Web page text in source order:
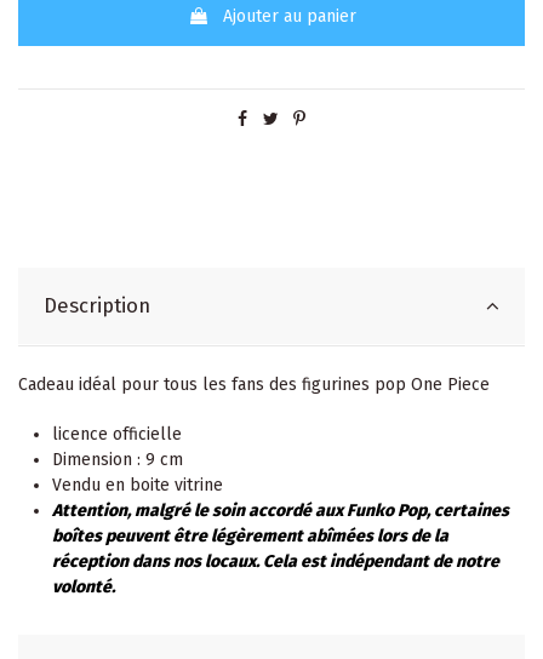
Ajouter au panier
Description
Cadeau idéal pour tous les fans des figurines pop One Piece
licence officielle
Dimension : 9 cm
Vendu en boite vitrine
Attention, malgré le soin accordé aux Funko Pop, certaines
boîtes peuvent être légèrement abîmées lors de la
réception dans nos locaux. Cela est indépendant de notre
volonté.